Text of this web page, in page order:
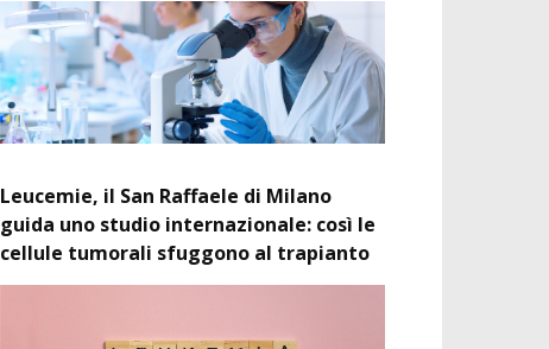
Leucemie, il San Raffaele di Milano
guida uno studio internazionale: così le
cellule tumorali sfuggono al trapianto